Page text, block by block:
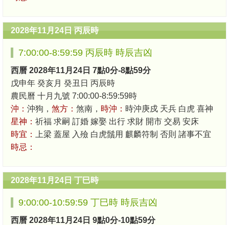
2028年11月24日 丙辰時
7:00:00-8:59:59 丙辰時 時辰吉凶
西曆 2028年11月24日 7點0分-8點59分
戊申年 癸亥月 癸丑日 丙辰時
農民曆 十月九號 7:00:00-8:59:59時
沖： 沖狗， 煞方： 煞南， 時沖： 時沖庚戍 天兵 白虎 喜神
星神： 祈福 求嗣 訂婚 嫁娶 出行 求財 開市 交易 安床
時宜：
上梁 蓋屋 入殮 白虎鬚用 麒麟符制 否則 諸事不宜
時忌：
2028年11月24日 丁巳時
9:00:00-10:59:59 丁巳時 時辰吉凶
西曆 2028年11月24日 9點0分-10點59分